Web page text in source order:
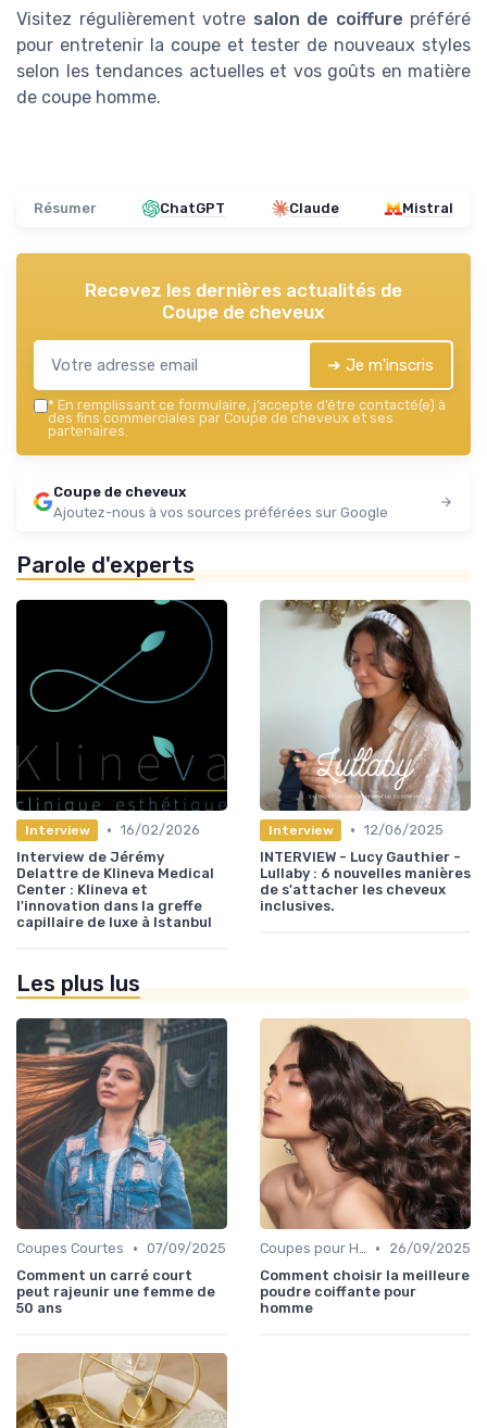
Visitez régulièrement votre salon de coiffure préféré
pour entretenir la coupe et tester de nouveaux styles
selon les tendances actuelles et vos goûts en matière
de coupe homme.
Résumer ChatGPT Claude Mistral
Recevez les dernières actualités de
Coupe de cheveux
➔ Je m'inscris
* En remplissant ce formulaire, j’accepte d’être contacté(e) à
des fins commerciales par Coupe de cheveux et ses
partenaires.
Coupe de cheveux
Ajoutez-nous à vos sources préférées sur Google
Parole d'experts
Interview • 16/02/2026
Interview de Jérémy
Delattre de Klineva Medical
Center : Klineva et
l'innovation dans la greffe
capillaire de luxe à Istanbul
Interview • 12/06/2025
INTERVIEW - Lucy Gauthier -
Lullaby : 6 nouvelles manières
de s'attacher les cheveux
inclusives.
Les plus lus
Coupes Courtes • 07/09/2025
Comment un carré court
peut rajeunir une femme de
50 ans
Coupes pour Hommes •
26/09/2025
Comment choisir la meilleure
poudre coiffante pour
homme